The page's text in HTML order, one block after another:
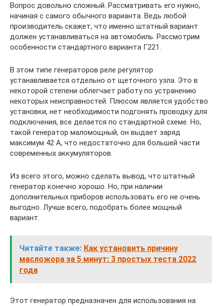
Вопрос довольно сложный. Рассматривать его нужно,
начиная с самого обычного варианта. Ведь любой
производитель скажет, что именно штатный вариант
должен устанавливаться на автомобиль. Рассмотрим
особенности стандартного варианта Г221.
В этом типе генераторов реле регулятор
устанавливается отдельно от щеточного узла. Это в
некоторой степени облегчает работу по устранению
некоторых неисправностей. Плюсом является удобство
установки, нет необходимости подгонять проводку для
подключения, все делается по стандартной схеме. Но,
такой генератор маломощный, он выдает заряд
максимум 42 А, что недостаточно для большей части
современных аккумуляторов.
Из всего этого, можно сделать вывод, что штатный
генератор конечно хорошо. Но, при наличии
дополнительных приборов использовать его не очень
выгодно. Лучше всего, подобрать более мощный
вариант.
Читайте также: Как установить причину
масложора за 5 минут: 3 простых теста 2022
года
Этот генератор предназначен для использования на